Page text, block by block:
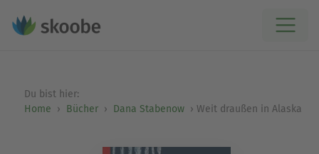
Du bist hier:
Home
Bücher Dana Stabenow Weit draußen in Alaska